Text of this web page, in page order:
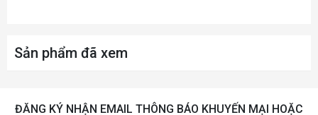
Sản phẩm đã xem
ĐĂNG KÝ NHẬN EMAIL THÔNG BÁO KHUYẾN MẠI HOẶC